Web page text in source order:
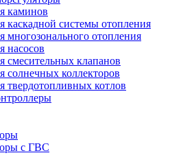
каминов
каскадной системы отопления
многозонального отопления
насосов
смесительных клапанов
солнечных коллекторов
твердотопливных котлов
с ГВС